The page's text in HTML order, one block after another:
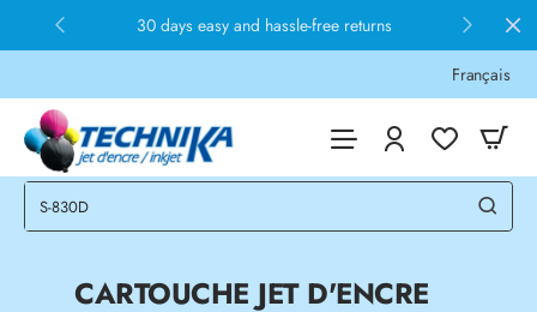
30 days easy and hassle-free returns
Français
CARTOUCHE JET D'ENCRE